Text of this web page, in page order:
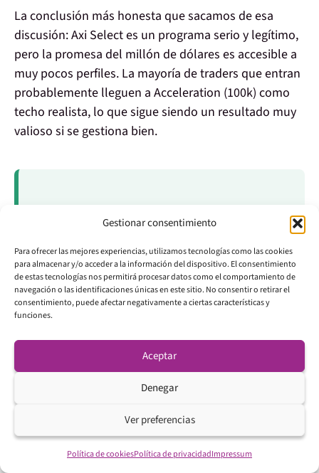
Gestionar consentimiento
Para ofrecer las mejores experiencias, utilizamos tecnologías como las cookies
para almacenar y/o acceder a la información del dispositivo. El consentimiento
de estas tecnologías nos permitirá procesar datos como el comportamiento de
navegación o las identificaciones únicas en este sitio. No consentir o retirar el
consentimiento, puede afectar negativamente a ciertas características y
funciones.
Aceptar
Denegar
Ver preferencias
Política de cookiesPolítica de privacidadImpressum
La conclusión más honesta que sacamos de esa
discusión:Axi Select es un programa serio y legítimo,
pero la promesa del millón de dólares es accesible a
muy pocos perfiles. La mayoría de traders que entran
probablemente lleguen a Acceleration (100k) como
techo realista, lo que sigue siendo un resultado muy
valioso si se gestiona bien.
«Después de analizar el programa en detalle y
ver cómo funciona realmente en comunidades
matices importantes.Lo que me convence: el
modelo de negocio es honesto. No viven de
vender exámenes. El bróker tiene historial real,